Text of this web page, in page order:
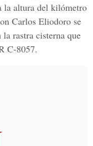
la altura del kilómetro
Carlos Eliodoro se
rastra cisterna que
C-8057.